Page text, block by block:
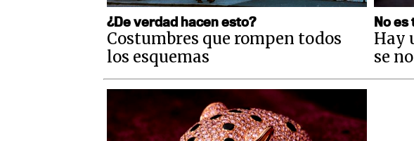
¿De verdad hacen esto?
Costumbres que rompen todos
los esquemas
No es
Hay
se